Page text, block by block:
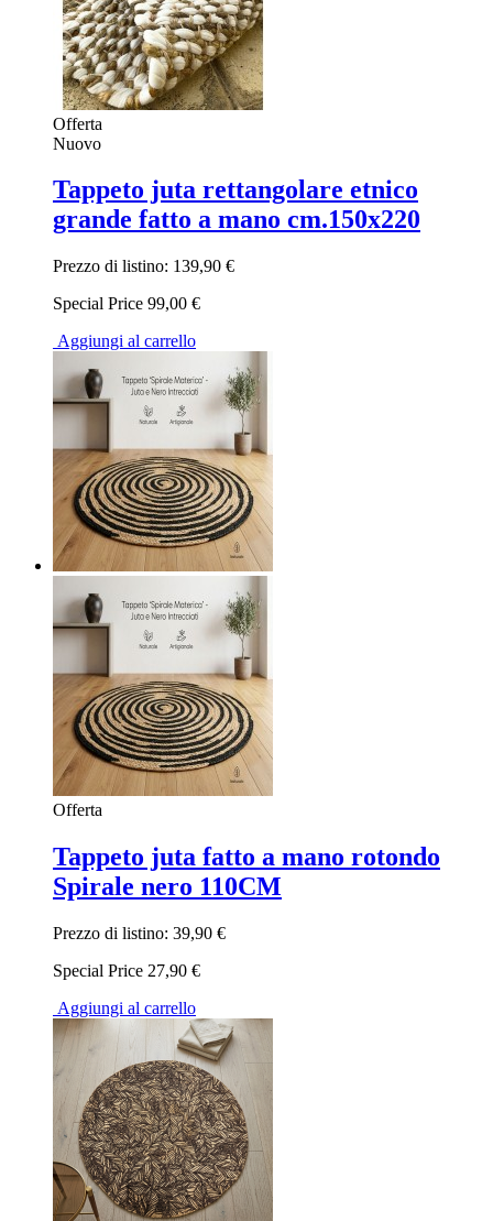
Offerta
Nuovo
Tappeto juta rettangolare etnico
grande fatto a mano cm.150x220
Prezzo di listino: 139,90 €
Special Price 99,00 €
Aggiungi al carrello
Offerta
Tappeto juta fatto a mano rotondo
Spirale nero 110CM
Prezzo di listino: 39,90 €
Special Price 27,90 €
Aggiungi al carrello